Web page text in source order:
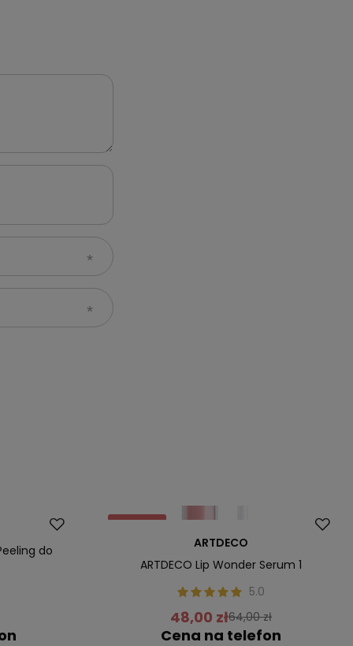
do
Promocja
ARTDECO
ARTDECO Lip Wonder Serum 1
5.0
48,00 zł64,00 zł
Cena na telefon